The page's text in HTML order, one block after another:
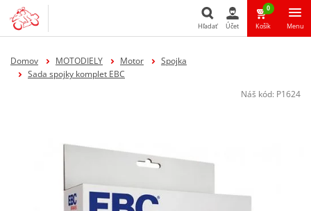
Hľadať Účet
0
Košík Menu
Domov MOTODIELY Motor
Spojka
Sada spojky komplet EBC
Náš kód: P1624